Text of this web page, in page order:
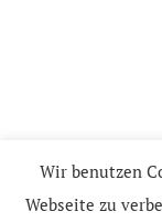
Wir benutzen
Webseite zu